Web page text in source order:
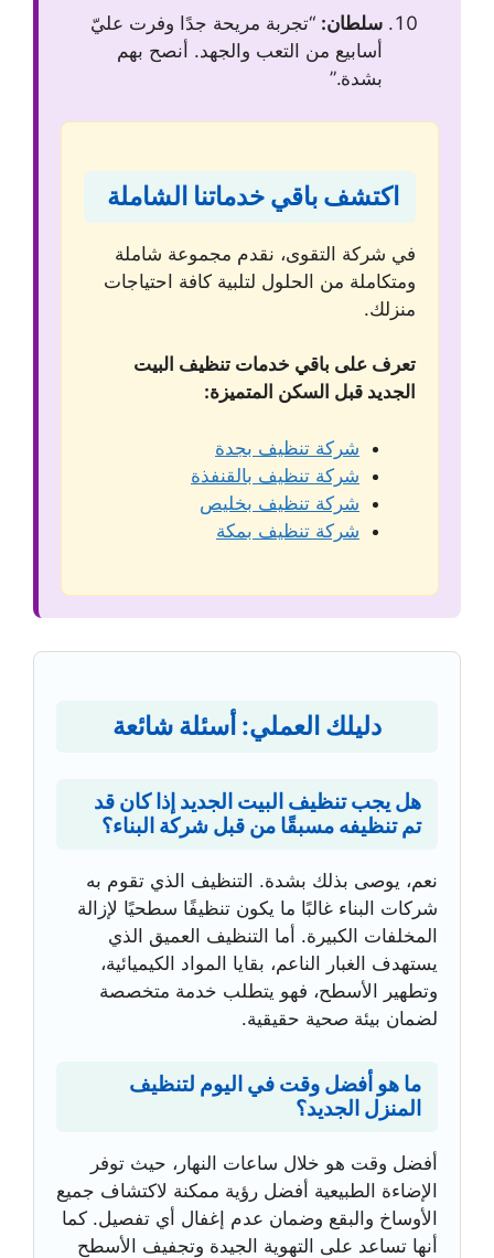
سلطان: “تجربة مريحة جدًا وفرت عليّ
أسابيع من التعب والجهد. أنصح بهم
بشدة.”
اكتشف باقي خدماتنا الشاملة
في شركة التقوى، نقدم مجموعة شاملة
ومتكاملة من الحلول لتلبية كافة احتياجات
منزلك.
تعرف على باقي خدمات تنظيف البيت
الجديد قبل السكن المتميزة:
شركة تنظيف بجدة
شركة تنظيف بالقنفذة
شركة تنظيف بخليص
شركة تنظيف بمكة
دليلك العملي: أسئلة شائعة
هل يجب تنظيف البيت الجديد إذا كان قد
تم تنظيفه مسبقًا من قبل شركة البناء؟
نعم، يوصى بذلك بشدة. التنظيف الذي تقوم به
شركات البناء غالبًا ما يكون تنظيفًا سطحيًا لإزالة
المخلفات الكبيرة. أما التنظيف العميق الذي
يستهدف الغبار الناعم، بقايا المواد الكيميائية،
وتطهير الأسطح، فهو يتطلب خدمة متخصصة
لضمان بيئة صحية حقيقية.
ما هو أفضل وقت في اليوم لتنظيف
المنزل الجديد؟
أفضل وقت هو خلال ساعات النهار، حيث توفر
الإضاءة الطبيعية أفضل رؤية ممكنة لاكتشاف جميع
الأوساخ والبقع وضمان عدم إغفال أي تفصيل. كما
أنها تساعد على التهوية الجيدة وتجفيف الأسطح